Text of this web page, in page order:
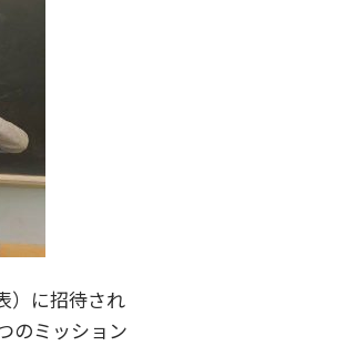
）に招待され
のミッション